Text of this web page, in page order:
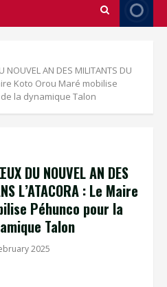
NOUVEL AN DES MILITANTS DU
Koto Orou Maré mobilise
la dynamique Talon
DU NOUVEL AN DES
L’ATACORA : Le Maire
Péhunco pour la
Talon
2025